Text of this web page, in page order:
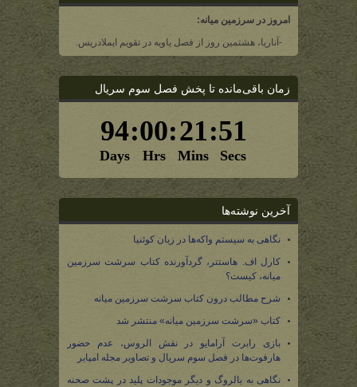
امروز در سرزمین میانه:
-آناریا، هشتمین روز از فصل یاویه در تقویم ایملادریس.
زمان باقی‌مانده تا پخش فصل سوم سریال
آخرین نوشته‌ها
نگاهی به سیستم واکه‌ها در زبان کوئنیا
کارل اف. هاستتر، گردآورنده کتاب سرشت سرزمین
میانه، کیست؟
شرح مطالب درون کتاب سرشت سرزمین میانه
کتاب «سرشت سرزمین میانه» منتشر شد
بازی رابرت آرامایو در نقش الروس، عدم حضور
هارفوت‌ها در فصل سوم سریال و تصاویر مجله امپایر
نگاهی به بالروگ و دیگر موجودات پلید در پشت صحنه